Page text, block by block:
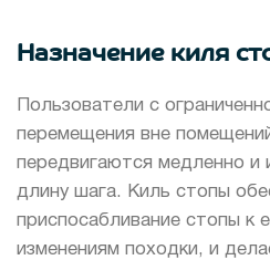
Назначение киля
Пользователи с
перемещения вне
передвигаются медленно и
длину шага. Киль стопы
приспосабливание стопы к
изменениям походки, и